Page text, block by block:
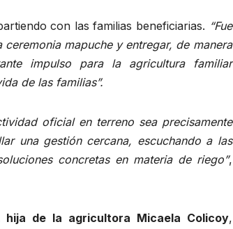
con las familias beneficiarias. “Fue
mapuche y entregar, de manera
impulso para la agricultura familiar
de las familias”.
oficial en terreno sea precisamente
una gestión cercana, escuchando a las
concretas en materia de riego”,
hija de la agricultora Micaela Colicoy,